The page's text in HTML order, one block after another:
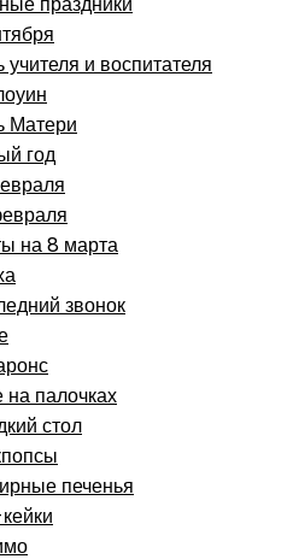
учителя и воспитателя
Матери
год
на 8 марта
звонок
на палочках
стол
печенья